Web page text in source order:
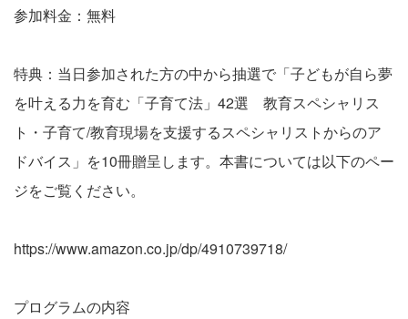
参加料金：無料
特典：当日参加された方の中から抽選で「子どもが自ら夢
を叶える力を育む「子育て法」42選 教育スペシャリス
ト・子育て/教育現場を支援するスペシャリストからのア
ドバイス」を10冊贈呈します。本書については以下のペー
ジをご覧ください。
https://www.amazon.co.jp/dp/4910739718/
プログラムの内容